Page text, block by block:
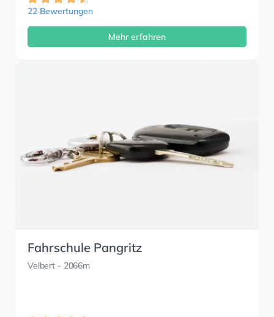
22 Bewertungen
Mehr erfahren
Fahrschule Pangritz
Velbert - 2066m